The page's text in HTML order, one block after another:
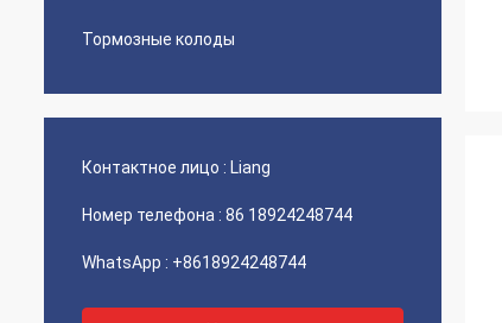
Тормозные колоды
Контактное лицо : Liang
Номер телефона : 86 18924248744
WhatsApp : +8618924248744